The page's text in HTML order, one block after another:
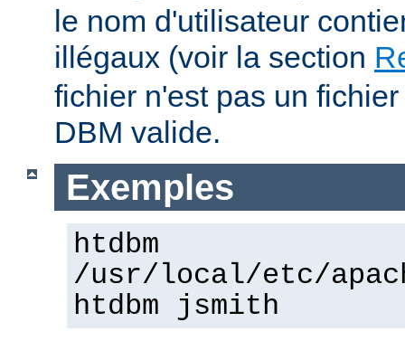
le nom d'utilisateur
illégaux (voir la section
fichier n'est pas un
DBM valide.
Exemples
htdbm
/usr/local/etc/
htdbm jsmith